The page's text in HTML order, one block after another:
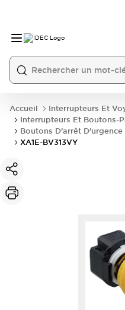
Accueil
Interrupteurs Et
Interrupteurs Et Boutons-
Boutons D’arrêt D’urgence
XA1E-BV313VY